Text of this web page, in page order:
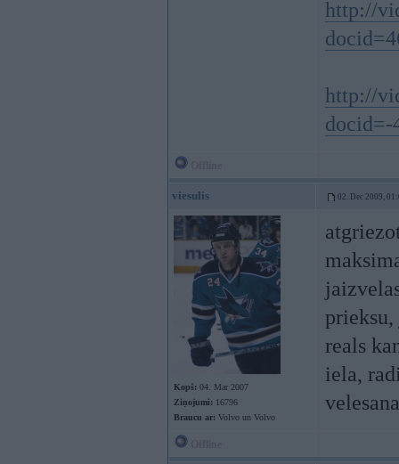
http://
http://
docid=-
viesulis 02. Dec 2009,
Kopš: 04. Mar 2007
Ziņojumi: 16796
Braucu ar: Volvo un Volvo
reals
iela,